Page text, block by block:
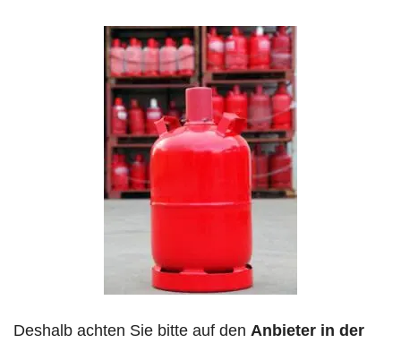
Deshalb achten Sie bitte auf den Anbieter in der